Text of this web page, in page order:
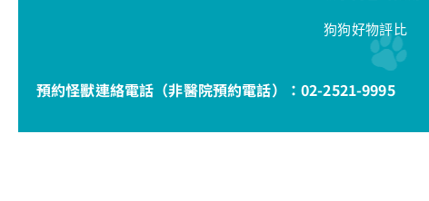
狗狗好物評比
預約怪獸連絡電話（非醫院預約電話）： 02-2521-9995